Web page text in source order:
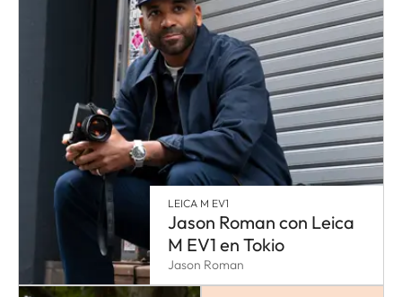
LEICA M EV1
Jason Roman con Leica
M EV1 en Tokio
Jason Roman